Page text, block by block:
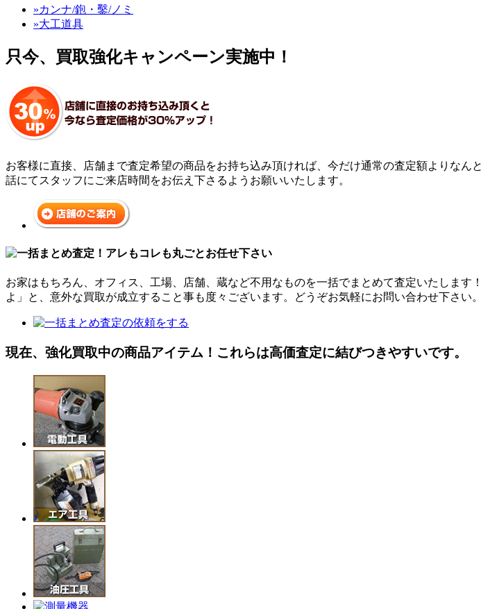
»カンナ/鉋・鑿/ノミ
»大工道具
只今、買取強化キャンペーン実施中！
お客様に直接、店舗まで査定希望の商品をお持ち込み頂ければ、今だけ通常の査定額よりな
話にてスタッフにご来店時間をお伝え下さるようお願いいたします。
お家はもちろん、オフィス、工場、店舗、蔵など不用なものを一括でまとめて査定いたしま
よ」と、意外な買取が成立すること事も度々ございます。どうぞお気軽にお問い合わせ下さい。
現在、強化買取中の商品アイテム！これらは高価査定に結びつきやすいです。